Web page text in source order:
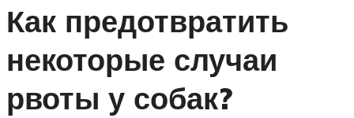
Как предотвратить
некоторые случаи
рвоты у собак?